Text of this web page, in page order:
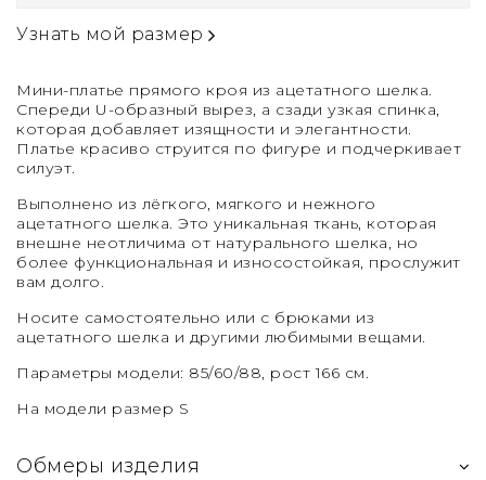
Узнать мой размер
Мини-платье прямого кроя из ацетатного шелка.
Спереди U-образный вырез, а сзади узкая спинка,
которая добавляет изящности и элегантности.
Платье красиво струится по фигуре и подчеркивает
силуэт.
Выполнено из лёгкого, мягкого и нежного
ацетатного шелка. Это уникальная ткань, которая
внешне неотличима от натурального шелка, но
более функциональная и износостойкая, прослужит
вам долго.
Носите самостоятельно или с брюками из
ацетатного шелка и другими любимыми вещами.
Параметры модели: 85/60/88, рост 166 см.
На модели размер S
Обмеры изделия